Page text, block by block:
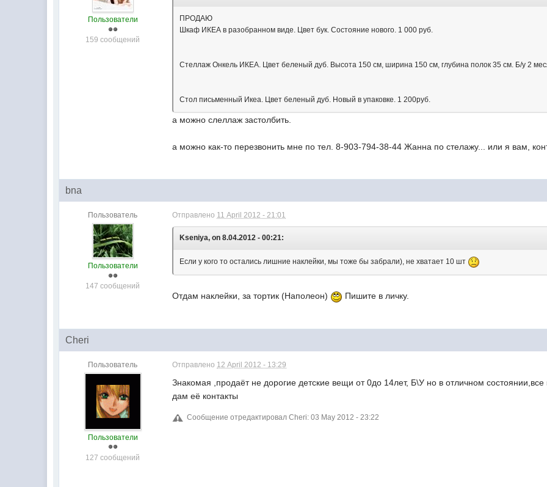
Пользователи
159 сообщений
ПРОДАЮ
Шкаф ИКЕА в разобранном виде. Цвет бук. Состояние нового. 1 000 руб.
Стеллаж Онкель ИКЕА. Цвет беленый дуб. Высота 150 см, ширина 150 см, глубина полок 35 см. Б/у 2
Стол письменный Икеа. Цвет беленый дуб. Новый в упаковке. 1 200руб.
а можно слеллаж застолбить.
а можно как-то перезвонить мне по тел. 8-903-794-38-44 Жанна по стелажу... или я вам,
bna
Пользователь
Пользователи
147 сообщений
Отправлено 11 April 2012 - 21:01
Kseniya, on 8.04.2012 - 00:21:
Если у кого то остались лишние наклейки, мы тоже бы забрали), не хватает 10 шт
Отдам наклейки, за тортик (Наполеон) Пишите в личку.
Cheri
Пользователь
Пользователи
127 сообщений
Отправлено 12 April 2012 - 13:29
Знакомая ,продаёт не дорогие детские вещи от 0до 14лет, Б\У но в отличном
дам её контакты
Сообщение отредактировал Cheri: 03 May 2012 - 23:22